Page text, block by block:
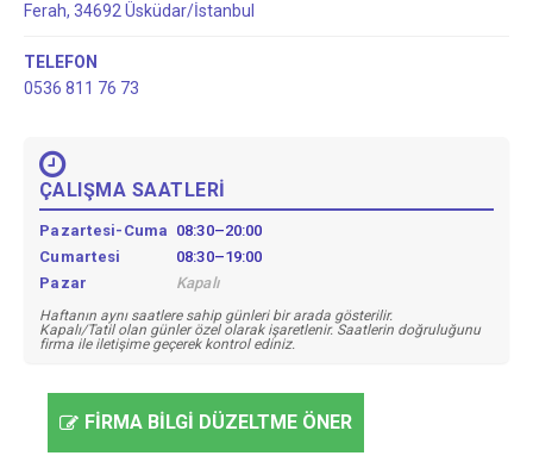
Ferah, 34692 Üsküdar/İstanbul
TELEFON
0536 811 76 73
ÇALIŞMA SAATLERİ
Pazartesi-Cuma 08:30–20:00
Cumartesi
08:30–19:00
Pazar
Kapalı
Haftanın aynı saatlere sahip günleri bir arada gösterilir.
Kapalı/Tatil olan günler özel olarak işaretlenir. Saatlerin doğruluğunu
firma ile iletişime geçerek kontrol ediniz.
FİRMA BİLGİ DÜZELTME ÖNER